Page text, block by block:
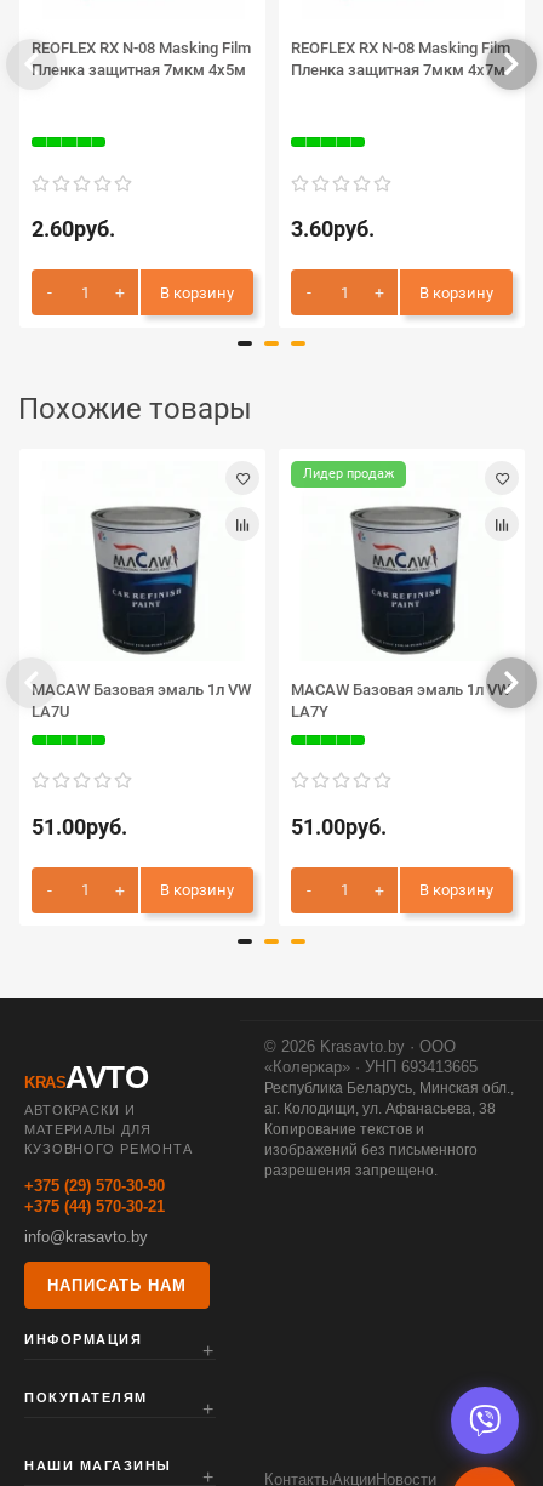
REOFLEX RX N-08 Masking Film
Пленка защитная 7мкм 4х5м
2.60руб.
В корзину
REOFLEX RX N-08 Masking Film
Пленка защитная 7мкм 4х7м
3.60руб.
В корзину
Похожие товары
MACAW Базовая эмаль 1л VW
LA7U
51.00руб.
В корзину
Лидер продаж
MACAW Базовая эмаль 1л VW
LA7Y
51.00руб.
В корзину
KRASAVTO
АВТОКРАСКИ И
МАТЕРИАЛЫ ДЛЯ
КУЗОВНОГО РЕМОНТА
+375 (29) 570-30-90
+375 (44) 570-30-21
info@krasavto.by
НАПИСАТЬ НАМ
ИНФОРМАЦИЯ
ПОКУПАТЕЛЯМ
НАШИ МАГАЗИНЫ
© 2026 Krasavto.by · ООО
«Колеркар» · УНП 693413665
Республика Беларусь, Минская обл.,
аг. Колодищи, ул. Афанасьева, 38
Копирование текстов и
изображений без письменного
разрешения запрещено.
КонтактыАкцииНовости